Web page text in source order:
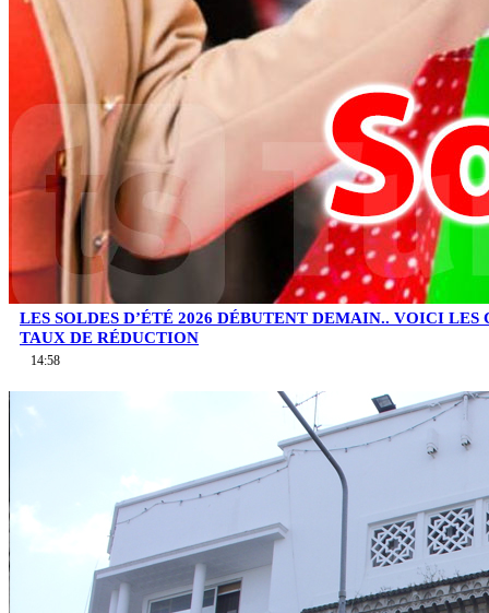
LES SOLDES D’ÉTÉ 2026 DÉBUTENT DEMAIN.. VOICI LES
TAUX DE RÉDUCTION
14:58